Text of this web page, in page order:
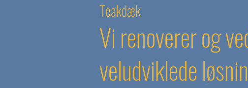
Teakdæk
Vi renoverer og
veludviklede